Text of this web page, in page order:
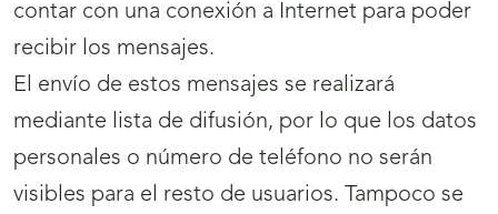
contar con una conexión a Internet para poder
recibir los mensajes.
El envío de estos mensajes se realizará
mediante lista de difusión, por lo que los datos
personales o número de teléfono no serán
visibles para el resto de usuarios. Tampoco se